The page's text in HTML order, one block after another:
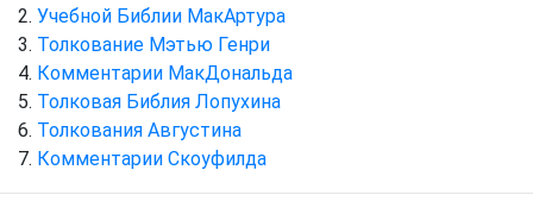
Учебной Библии МакАртура
Толкование Мэтью Генри
Комментарии МакДональда
Толковая Библия Лопухина
Толкования Августина
Комментарии Скоуфилда